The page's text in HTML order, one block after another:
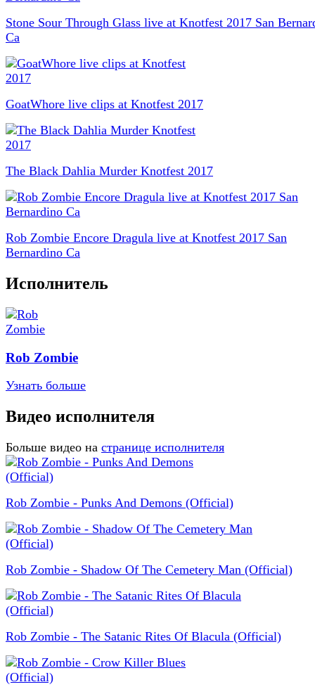
Stone Sour Through Glass live at Knotfest 2017 San
Ca
GoatWhore live clips at Knotfest 2017
The Black Dahlia Murder Knotfest 2017
Rob Zombie Encore Dragula live at Knotfest 2017 San
Bernardino Ca
Исполнитель
Rob Zombie
Узнать больше
Видео исполнителя
Больше видео на странице исполнителя
Rob Zombie - Punks And Demons (Official)
Rob Zombie - Shadow Of The Cemetery Man (Official)
Rob Zombie - The Satanic Rites Of Blacula (Official)